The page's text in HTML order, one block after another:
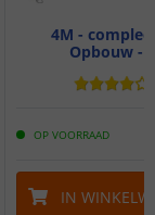
4M -
Opbouw -
OP VOORRAAD
IN